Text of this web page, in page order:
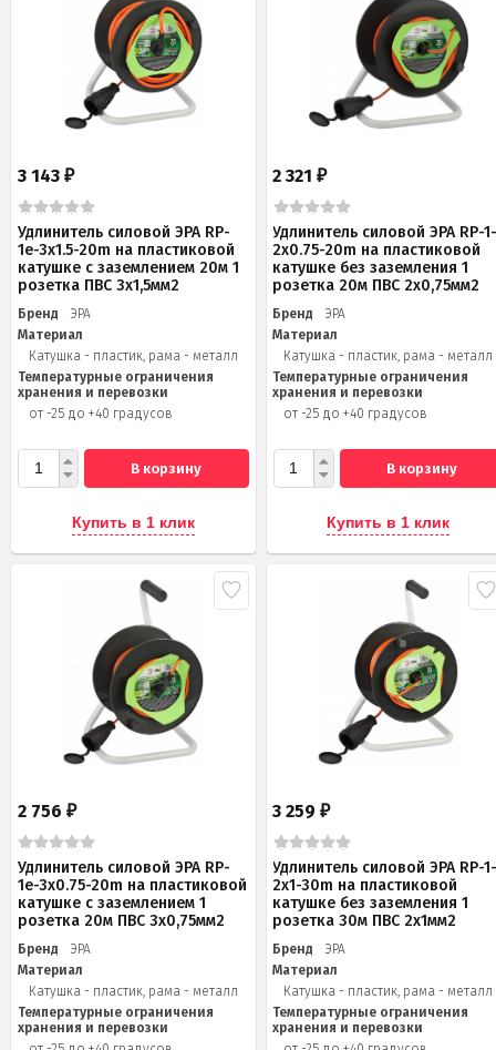
3 143 ₽
Удлинитель силовой ЭРА RP-
1e-3x1.5-20m на пластиковой
катушке c заземлением 20м 1
розетка ПВС 3х1,5мм2
Бренд
ЭРА
Материал
Катушка - пластик, рама - металл
Температурные ограничения
хранения и перевозки
от -25 до +40 градусов
В корзину
Купить в 1 клик
2 321₽
Удлинитель силовой ЭРА RP-
2x0.75-20m на пластиковой
катушке без заземления 1
розетка 20м ПВС 2х0,75мм2
Бренд
ЭРА
Материал
Катушка - пластик, рама - металл
Температурные ограничения
хранения и перевозки
от -25 до +40 градусов
В корзину
Купить в 1 клик
2 756 ₽
Удлинитель силовой ЭРА RP-
1e-3х0.75-20m на пластиковой
катушке c заземлением 1
розетка 20м ПВС 3х0,75мм2
Бренд
ЭРА
Материал
Катушка - пластик, рама - металл
Температурные ограничения
хранения и перевозки
3 259₽
Удлинитель силовой ЭРА RP-
2x1-30m на пластиковой
катушке без заземления 1
розетка 30м ПВС 2x1мм2
Бренд
ЭРА
Материал
Катушка - пластик, рама - металл
Температурные ограничения
хранения и перевозки